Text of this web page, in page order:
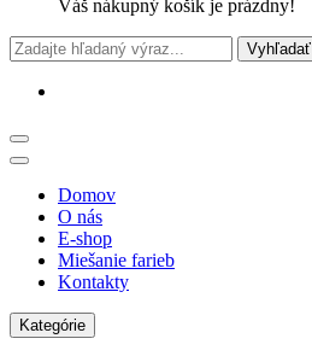
Váš nákupný košík je prázdny!
Vyhľadať
Domov
O nás
E-shop
Miešanie farieb
Kontakty
Kategórie